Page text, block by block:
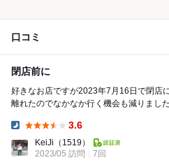
口コミ
閉店前に
好きなお店ですが2023年7月16日で閉店になっ
離れたのでなかなか行く機会も減りまし
3.6
KeiJi （1519）
2023/05 訪問
7回